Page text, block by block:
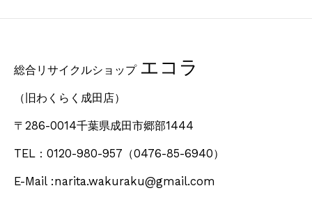
総合リサイクルショップ エコラ
（旧わくらく成田店）
〒286-0014千葉県成田市郷部1444
TEL：0120-980-957 （0476-85-6940）
E-Mail :narita.wakuraku@gmail.com